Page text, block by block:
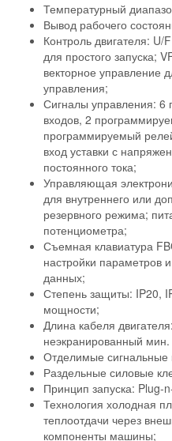
Температурный
Вывод рабочего
Контроль двигателя: U/
для простого запуска;
векторное управление
управления;
Сигналы управления:
входов, 2
программируемый
вход уставки с
постоянного тока;
Управляющая
для внутреннего или
резервного режима;
потенциометра;
Съемная клавиатура
настройки параметров
данных;
Степень защиты: IP20,
мощности;
Длина кабеля
неэкранированный
Отделимые
Раздельные силовые
Принцип запуска: Plug-
Технология холодная
теплоотдачи через
компоненты машины;